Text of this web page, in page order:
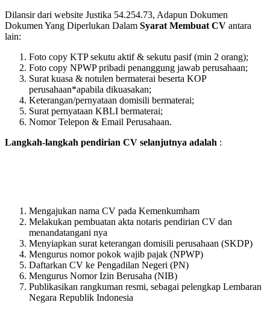
Dilansir dari website Justika 54.254.73, Adapun Dokumen
Dokumen Yang Diperlukan Dalam Syarat Membuat CV antara
lain:
Foto copy KTP sekutu aktif & sekutu pasif (min 2 orang);
Foto copy NPWP pribadi penanggung jawab perusahaan;
Surat kuasa & notulen bermaterai beserta KOP
perusahaan*apabila dikuasakan;
Keterangan/pernyataan domisili bermaterai;
Surat pernyataan KBLI bermaterai;
Nomor Telepon & Email Perusahaan.
Langkah-langkah pendirian CV selanjutnya adalah :
Mengajukan nama CV pada Kemenkumham
Melakukan pembuatan akta notaris pendirian CV dan
menandatangani nya
Menyiapkan surat keterangan domisili perusahaan (SKDP)
Mengurus nomor pokok wajib pajak (NPWP)
Daftarkan CV ke Pengadilan Negeri (PN)
Mengurus Nomor Izin Berusaha (NIB)
Publikasikan rangkuman resmi, sebagai pelengkap Lembaran
Negara Republik Indonesia